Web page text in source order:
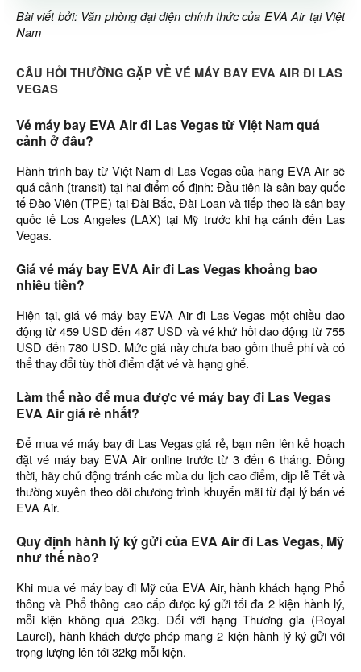
Bài viết bởi: Văn phòng đại diện chính thức của EVA Air tại Việt
Nam
CÂU HỎI THƯỜNG GẶP VỀ VÉ MÁY BAY EVA AIR ĐI LAS
VEGAS
Vé máy bay EVA Air đi Las Vegas từ Việt Nam quá
cảnh ở đâu?
Hành trình bay từ Việt Nam đi Las Vegas của hãng EVA Air sẽ
quá cảnh (transit) tại hai điểm cố định: Đầu tiên là sân bay quốc
tế Đào Viên (TPE) tại Đài Bắc, Đài Loan và tiếp theo là sân bay
quốc tế Los Angeles (LAX) tại Mỹ trước khi hạ cánh đến Las
Vegas.
Giá vé máy bay EVA Air đi Las Vegas khoảng bao
nhiêu tiền?
Hiện tại, giá vé máy bay EVA Air đi Las Vegas một chiều dao
động từ 459 USD đến 487 USD và vé khứ hồi dao động từ 755
USD đến 780 USD. Mức giá này chưa bao gồm thuế phí và có
thể thay đổi tùy thời điểm đặt vé và hạng ghế.
Làm thế nào để mua được vé máy bay đi Las Vegas
EVA Air giá rẻ nhất?
Để mua vé máy bay đi Las Vegas giá rẻ, bạn nên lên kế hoạch
đặt vé máy bay EVA Air online trước từ 3 đến 6 tháng. Đồng
thời, hãy chủ động tránh các mùa du lịch cao điểm, dịp lễ Tết và
thường xuyên theo dõi chương trình khuyến mãi từ đại lý bán vé
EVA Air.
Quy định hành lý ký gửi của EVA Air đi Las Vegas, Mỹ
như thế nào?
Khi mua vé máy bay đi Mỹ của EVA Air, hành khách hạng Phổ
thông và Phổ thông cao cấp được ký gửi tối đa 2 kiện hành lý,
mỗi kiện không quá 23kg. Đối với hạng Thương gia (Royal
Laurel), hành khách được phép mang 2 kiện hành lý ký gửi với
trọng lượng lên tới 32kg mỗi kiện.